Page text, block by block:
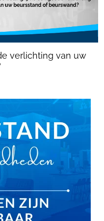
verlichting van uw